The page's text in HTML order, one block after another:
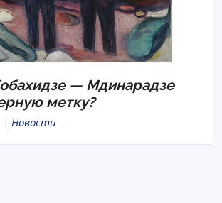
— Мдинарадзе
метку?
| Новости